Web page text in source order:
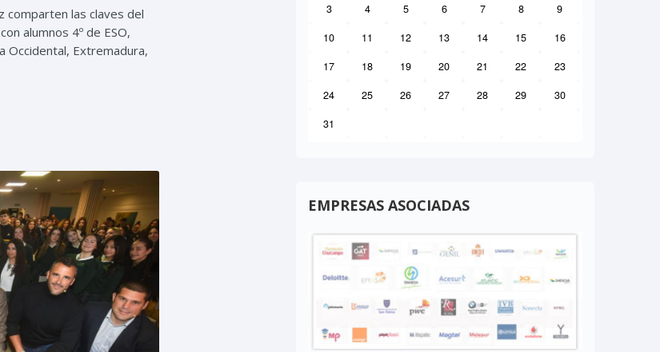
comparten las claves del
alumnos 4º de ESO,
Occidental, Extremadura,
3
4 5 6 7 8
9
10
11 12 13 14 15
16
17
18 19 20 21 22
23
24
25 26 27 28 29
30
31
EMPRESAS ASOCIADAS